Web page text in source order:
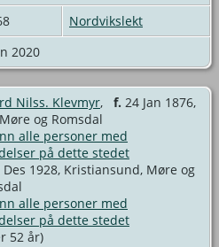
Nordvikslekt
2020
Nilss. Klevmyr, f. 24 Jan 1876,
og Romsdal
Des 1928, Kristiansund, Møre og
52 år)